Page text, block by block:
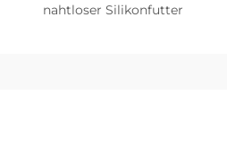
nahtloser Silikonfutter